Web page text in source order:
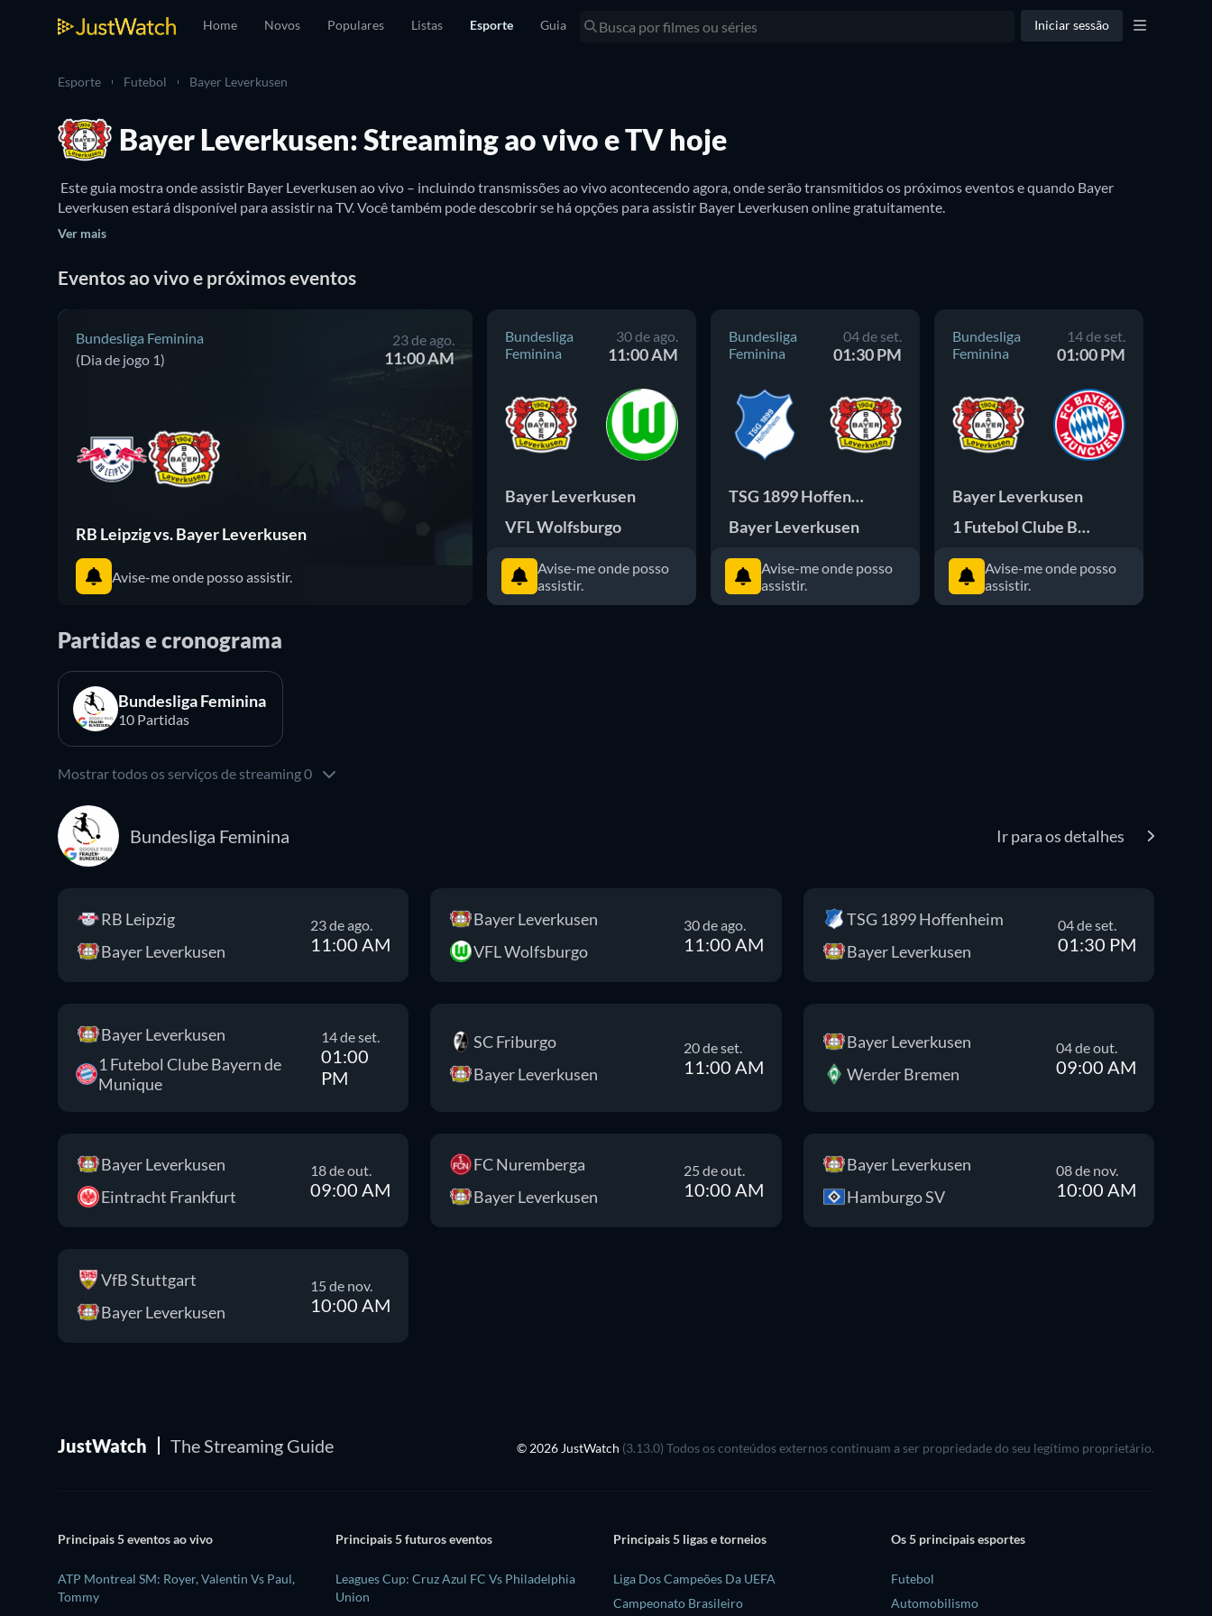
Home Novos Populares Listas Esporte Guia Iniciar sessão
Esporte Futebol Bayer Leverkusen
Bayer Leverkusen: Streaming ao vivo e TV hoje
Este guia mostra onde assistir Bayer Leverkusen ao vivo – incluindo transmissões ao vivo acontecendo agora, onde serão transmitidos os próximos eventos e quando Bayer
Ver mais
Eventos ao vivo e próximos eventos
Bundesliga Feminina
(Dia de jogo 1)
23 de ago.
11:00 AM
RB Leipzig vs. Bayer Leverkusen
Avise-me onde posso assistir.
Bundesliga
Feminina
30 de ago.
11:00 AM
Bayer Leverkusen
VFL Wolfsburgo
Avise-me onde posso
assistir.
Bundesliga
Feminina
04 de set.
01:30 PM
TSG 1899 Hoffenheim
Bayer Leverkusen
Avise-me onde posso
assistir.
Bundesliga
Feminina
14 de set.
01:00 PM
Bayer Leverkusen
1 Futebol Clube Bayern de Munique
Avise-me onde posso
assistir.
Partidas e cronograma
Bundesliga Feminina
10 Partidas
Mostrar todos os serviços de streaming 0
Bundesliga Feminina Ir para os detalhes
RB Leipzig
Bayer Leverkusen
23 de ago.
11:00 AM
Bayer Leverkusen
VFL Wolfsburgo
30 de ago.
11:00 AM
TSG 1899 Hoffenheim
Bayer Leverkusen
04 de set.
01:30 PM
Bayer Leverkusen
1 Futebol Clube Bayern de
Munique
14 de set.
01:00
PM
SC Friburgo
Bayer Leverkusen
20 de set.
11:00 AM
Bayer Leverkusen
Werder Bremen
04 de out.
09:00 AM
Bayer Leverkusen
Eintracht Frankfurt
18 de out.
09:00 AM
FC Nuremberga
Bayer Leverkusen
25 de out.
10:00 AM
Bayer Leverkusen
Hamburgo SV
08 de nov.
10:00 AM
VfB Stuttgart
Bayer Leverkusen
15 de nov.
10:00 AM
JustWatch The Streaming Guide © 2026 JustWatch (3.13.0) Todos os conteúdos externos continuam a ser propriedade do seu legítimo proprietário.
Principais 5 eventos ao vivo
ATP Montreal SM: Royer, Valentin Vs Paul,
Tommy
Principais 5 futuros eventos
Leagues Cup: Cruz Azul FC Vs Philadelphia
Union
Principais 5 ligas e torneios
Liga Dos Campeões Da UEFA
Campeonato Brasileiro
Os 5 principais esportes
Futebol
Automobilismo